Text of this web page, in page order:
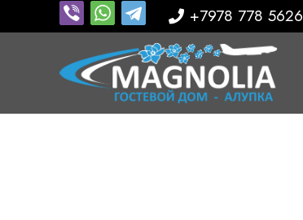
+7978 778 5626